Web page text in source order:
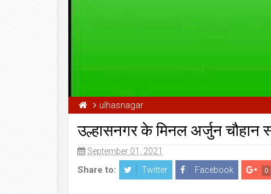
ulhasnagar
उल्हासनगर के मिनल अर्जुन चौहान
September 01, 2021
Share to: Twitter Facebook 0